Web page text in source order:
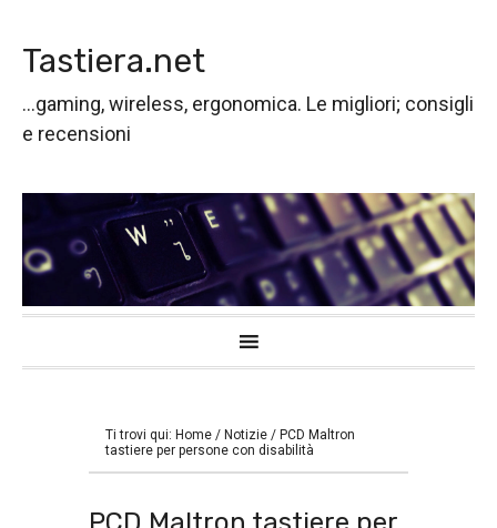
navigazione
primaria
contenuto
principale
barra
laterale
primaria
Tastiera.net
...gaming, wireless, ergonomica. Le migliori; consigli
e recensioni
Ti trovi qui: Home / Notizie / PCD Maltron
tastiere per persone con disabilità